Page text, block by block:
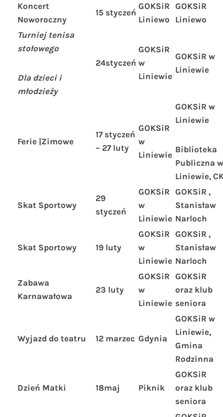
Koncert
Noworoczny
15 styczeń
GOKSiR
Liniewo
GOKSiR
Liniewo
Turniej tenisa
stołowego
Dla dzieci i
młodzieży
24styczeń
GOKSiR
w
Liniewie
GOKSiR w
Liniewie
Ferie |Zimowe
17 styczeń
– 27 luty
GOKSiR
w
Liniewie
GOKSiR w
Liniewie
Biblioteka
Publiczna w
Liniewie,
Skat Sportowy
29
styczeń
GOKSiR
w
Liniewie
GOKSiR ,
Stanisław
Narloch
Skat Sportowy 19 luty
GOKSiR
w
Liniewie
GOKSiR ,
Stanisław
Narloch
Zabawa
Karnawałowa
23 luty
GOKSiR
w
Liniewie
GOKSiR
oraz klub
seniora
Wyjazd do teatru 12 marzec Gdynia
GOKSiR w
Liniewie,
Gmina
Rodzinna
Dzień Matki 18maj Piknik
GOKSiR
oraz klub
seniora